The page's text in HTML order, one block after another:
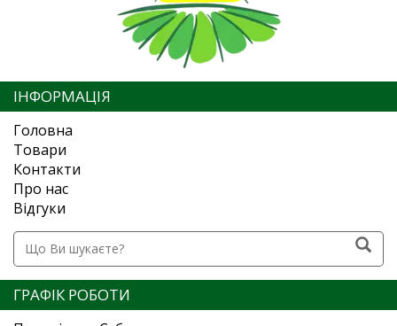
ІНФОРМАЦІЯ
Головна
Товари
Контакти
Про нас
Відгуки
ГРАФІК РОБОТИ